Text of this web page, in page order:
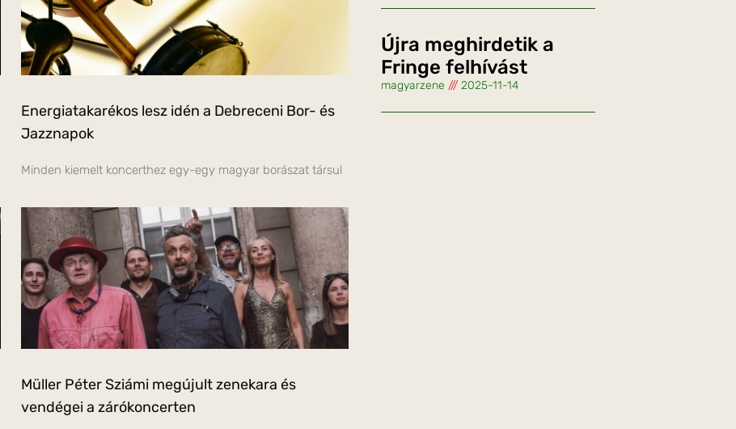
Energiatakarékos lesz idén a Debreceni Bor- és
Jazznapok
Minden kiemelt koncerthez egy-egy magyar borászat társul
Müller Péter Sziámi megújult zenekara és
vendégei a zárókoncerten
Újra meghirdetik a
Fringe felhívást
magyarzene 2025-11-14